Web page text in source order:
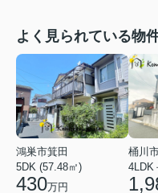
よく見られている物
鴻巣市箕田
5DK (57.48㎡)
430万円
桶川